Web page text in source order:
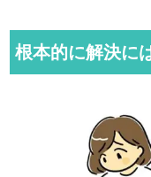
根本的に解決に